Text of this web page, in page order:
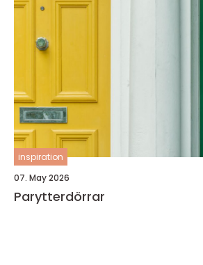
inspiration
07. May 2026
Parytterdörrar